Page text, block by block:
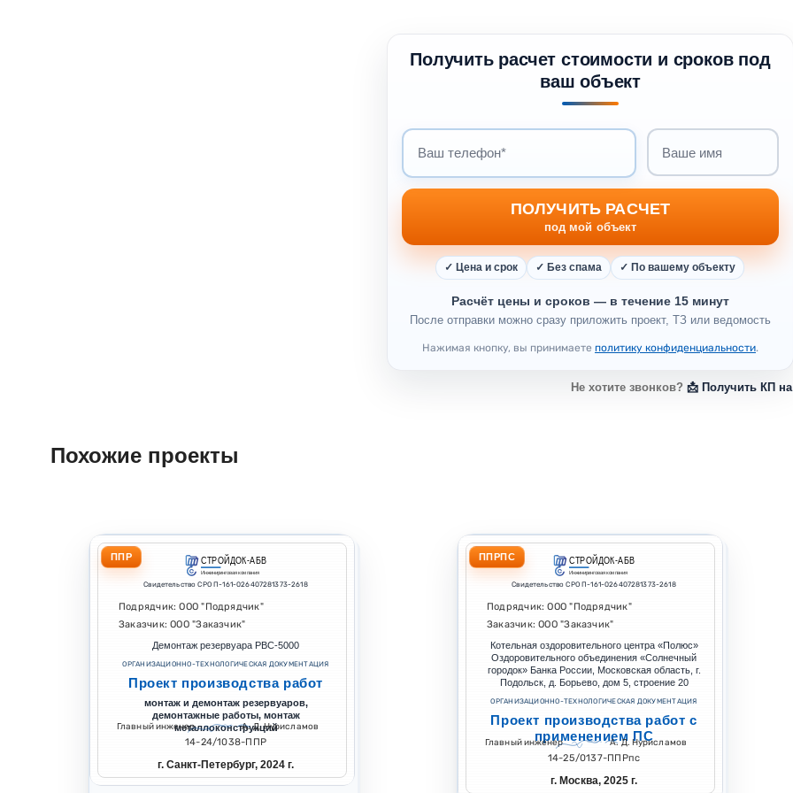
Получить расчет стоимости и сроков под
ваш объект
Ваш телефон Ваше имя
ПОЛУЧИТЬ РАСЧЕТ
под мой объект
✓ Цена и срок ✓ Без спама ✓ По вашему объекту
Расчёт цены и сроков — в течение 15 минут
После отправки можно сразу приложить проект, ТЗ или ведомость
Нажимая кнопку, вы принимаете политику конфиденциальности.
Не хотите звонков? 📩 Получить КП на
Похожие проекты
СТРОЙДОК-АБВ
Инжиниринговая компания
Свидетельство СРО П-161-026407281373-2618
Подрядчик: ООО "Подрядчик"
Заказчик: ООО "Заказчик"
Демонтаж резервуара РВС-5000
ППР
ОРГАНИЗАЦИОННО-ТЕХНОЛОГИЧЕСКАЯ ДОКУМЕНТАЦИЯ
Проект производства работ
монтаж и демонтаж резервуаров,
демонтажные работы, монтаж
металлоконструкций
14-24/1038-ППР
Главный инженер А. Д. Нурисламов
г. Санкт-Петербург, 2024 г.
СТРОЙДОК-АБВ
Инжиниринговая компания
Свидетельство СРО П-161-026407281373-2618
Подрядчик: ООО "Подрядчик"
Заказчик: ООО "Заказчик"
Котельная оздоровительного центра «Полюс»
Оздоровительного объединения «Солнечный
городок» Банка России, Московская область, г.
Подольск, д. Борьево, дом 5, строение 20
ППРПС
ОРГАНИЗАЦИОННО-ТЕХНОЛОГИЧЕСКАЯ ДОКУМЕНТАЦИЯ
Проект производства работ с
применением ПС
14-25/0137-ППРпс
Главный инженер А. Д. Нурисламов
г. Москва, 2025 г.